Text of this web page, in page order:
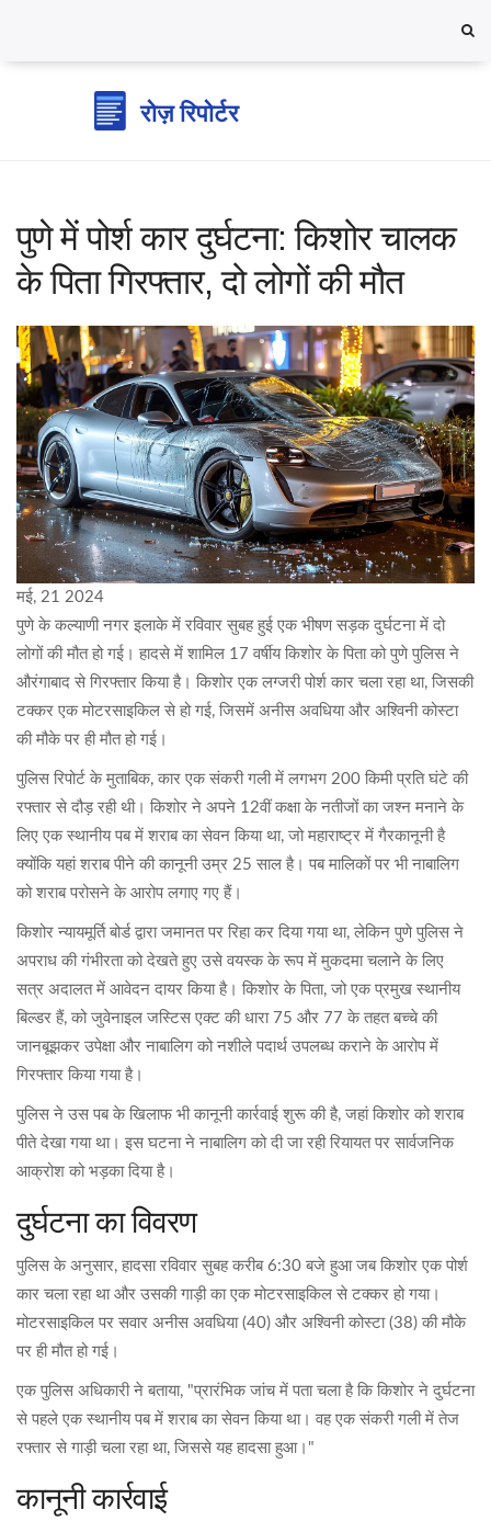
पुणे में पोर्श कार दुर्घटना: किशोर चालक
के पिता गिरफ्तार, दो लोगों की मौत
मई, 21 2024
पुणे के कल्याणी नगर इलाके में रविवार सुबह हुई एक भीषण सड़क दुर्घटना में दो
लोगों की मौत हो गई। हादसे में शामिल 17 वर्षीय किशोर के पिता को पुणे पुलिस ने
औरंगाबाद से गिरफ्तार किया है। किशोर एक लग्जरी पोर्श कार चला रहा था, जिसकी
टक्कर एक मोटरसाइकिल से हो गई, जिसमें अनीस अवधिया और अश्विनी कोस्टा
की मौके पर ही मौत हो गई।
पुलिस रिपोर्ट के मुताबिक, कार एक संकरी गली में लगभग 200 किमी प्रति घंटे की
रफ्तार से दौड़ रही थी। किशोर ने अपने 12वीं कक्षा के नतीजों का जश्न मनाने के
लिए एक स्थानीय पब में शराब का सेवन किया था, जो महाराष्ट्र में गैरकानूनी है
क्योंकि यहां शराब पीने की कानूनी उम्र 25 साल है। पब मालिकों पर भी नाबालिग
को शराब परोसने के आरोप लगाए गए हैं।
किशोर न्यायमूर्ति बोर्ड द्वारा जमानत पर रिहा कर दिया गया था, लेकिन पुणे पुलिस ने
अपराध की गंभीरता को देखते हुए उसे वयस्क के रूप में मुकदमा चलाने के लिए
सत्र अदालत में आवेदन दायर किया है। किशोर के पिता, जो एक प्रमुख स्थानीय
बिल्डर हैं, को जुवेनाइल जस्टिस एक्ट की धारा 75 और 77 के तहत बच्चे की
जानबूझकर उपेक्षा और नाबालिग को नशीले पदार्थ उपलब्ध कराने के आरोप में
गिरफ्तार किया गया है।
पुलिस ने उस पब के खिलाफ भी कानूनी कार्रवाई शुरू की है, जहां किशोर को शराब
पीते देखा गया था। इस घटना ने नाबालिग को दी जा रही रियायत पर सार्वजनिक
आक्रोश को भड़का दिया है।
दुर्घटना का विवरण
पुलिस के अनुसार, हादसा रविवार सुबह करीब 6:30 बजे हुआ जब किशोर एक पोर्श
कार चला रहा था और उसकी गाड़ी का एक मोटरसाइकिल से टक्कर हो गया।
मोटरसाइकिल पर सवार अनीस अवधिया (40) और अश्विनी कोस्टा (38) की मौके
पर ही मौत हो गई।
एक पुलिस अधिकारी ने बताया, "प्रारंभिक जांच में पता चला है कि किशोर ने दुर्घटना
से पहले एक स्थानीय पब में शराब का सेवन किया था। वह एक संकरी गली में तेज
रफ्तार से गाड़ी चला रहा था, जिससे यह हादसा हुआ।"
कानूनी कार्रवाई